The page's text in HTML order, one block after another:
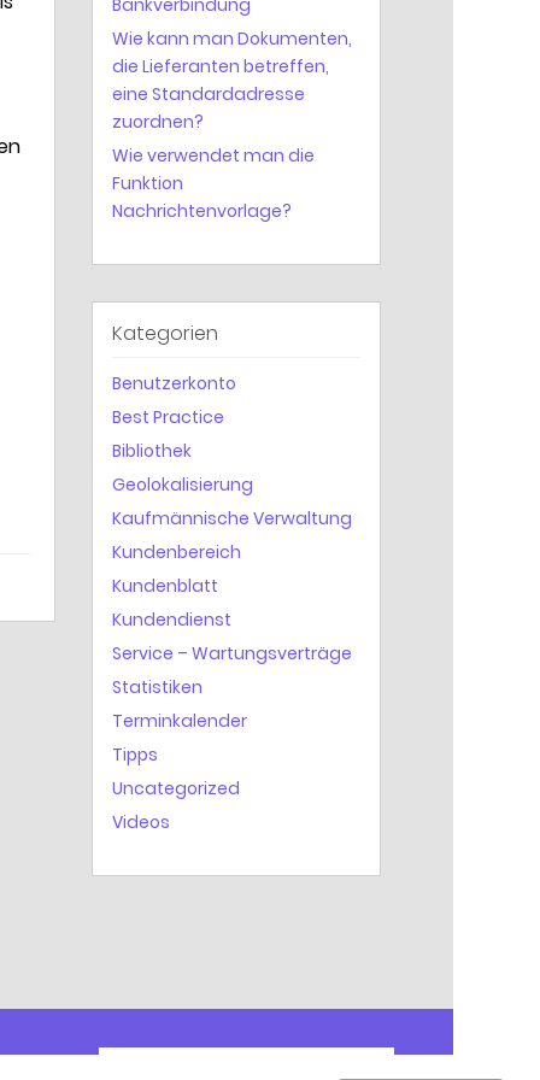
Bankverbindung
Wie kann man Dokumenten,
die Lieferanten betreffen,
eine Standardadresse
zuordnen?
Wie verwendet man die
Funktion
Nachrichtenvorlage?
Kategorien
Benutzerkonto
Best Practice
Bibliothek
Geolokalisierung
Kaufmännische Verwaltung
Kundenbereich
Kundenblatt
Kundendienst
Service – Wartungsverträge
Statistiken
Terminkalender
Tipps
Uncategorized
Videos